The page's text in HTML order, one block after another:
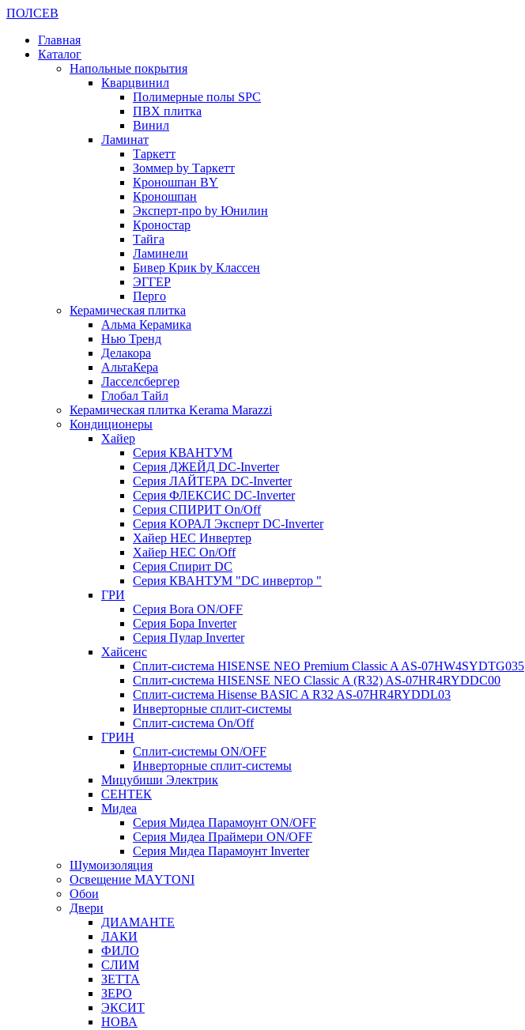
ПОЛСЕВ
Главная
Каталог
Напольные покрытия
Кварцвинил
Полимерные полы SPC
ПВХ плитка
Винил
Ламинат
Таркетт
Зоммер by Таркетт
Кроношпан BY
Кроношпан
Эксперт-про by Юнилин
Кроностар
Тайга
Ламинели
Бивер Крик by Классен
ЭГГЕР
Перго
Керамическая плитка
Альма Керамика
Нью Тренд
Делакора
АльтаКера
Ласселсбергер
Глобал Тайл
Керамическая плитка Kerama Marazzi
Кондиционеры
Хайер
Серия КВАНТУМ
Серия ДЖЕЙД DC-Inverter
Серия ЛАЙТЕРА DC-Inverter
Серия ФЛЕКСИС DC-Inverter
Серия СПИРИТ On/Off
Серия КОРАЛ Эксперт DC-Inverter
Хайер HEC Инвертер
Хайер HEC On/Off
Серия Спирит DC
Серия КВАНТУМ "DC инвертор "
ГРИ
Серия Bora ON/OFF
Серия Бора Inverter
Серия Пулар Inverter
Хайсенс
Сплит-система HISENSE NEO Premium Classic A AS-07HW4SYDTG035
Сплит-система HISENSE NEO Classic A (R32) AS-07HR4RYDDC00
Сплит-система Hisense BASIC A R32 AS-07HR4RYDDL03
Инверторные сплит-системы
Сплит-система On/Off
ГРИН
Сплит-системы ON/OFF
Инверторные сплит-системы
Мицубиши Электрик
СЕНТЕК
Мидеа
Серия Мидеа Парамоунт ON/OFF
Серия Мидеа Праймери ON/OFF
Серия Мидеа Парамоунт Inverter
Шумоизоляция
Освещение MAYTONI
Обои
Двери
ДИАМАНТЕ
ЛАКИ
ФИЛО
СЛИМ
ЗЕТТА
ЗЕРО
ЭКСИТ
НОВА